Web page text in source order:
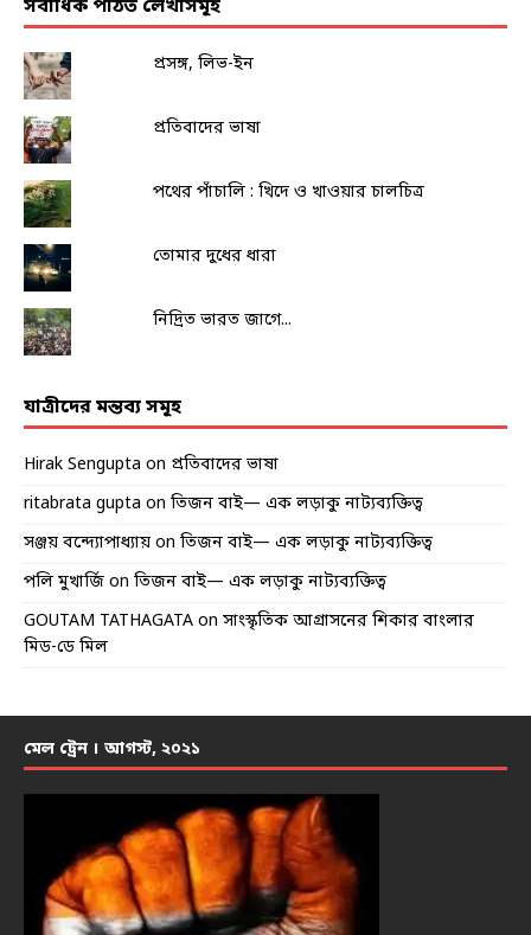
সর্বাধিক পঠিত লেখাসমূহ
প্রসঙ্গ, লিভ-ইন
প্রতিবাদের ভাষা
পথের পাঁচালি : খিদে ও খাওয়ার চালচিত্র
তোমার দুধের ধারা
নিদ্রিত ভারত জাগে...
যাত্রীদের মন্তব্য সমূহ
Hirak Sengupta on প্রতিবাদের ভাষা
ritabrata gupta on তিজন বাই— এক লড়াকু নাট্যব্যক্তিত্ব
সঞ্জয় বন্দ্যোপাধ্যায় on তিজন বাই— এক লড়াকু নাট্যব্যক্তিত্ব
পলি মুখার্জি on তিজন বাই— এক লড়াকু নাট্যব্যক্তিত্ব
GOUTAM TATHAGATA on সাংস্কৃতিক আগ্রাসনের শিকার বাংলার
মিড-ডে মিল
মেল ট্রেন । আগস্ট, ২০২১